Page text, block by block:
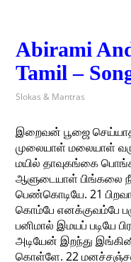
Abirami
Tamil –
Slokas & Mantras
இறைவன் பூஜை
முலையாள் மலையாள்
மயில் தாவுகங்கை
ஆளுடையாள் பிங்கலை
பெண்கொடியே. 21
கொம்பே எனக்குவம்பே
பனிமால் இமயப் படியே
அடியேன் இறந்து
கொள்ளே. 22